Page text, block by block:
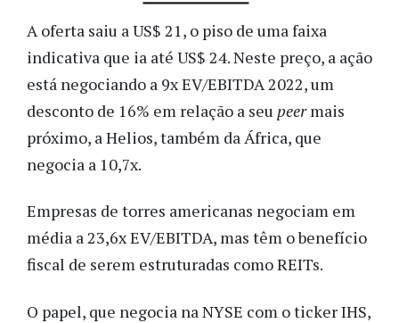
A oferta saiu a US$ 21, o piso de uma faixa
indicativa que ia até US$ 24. Neste preço, a ação
está negociando a 9x EV/EBITDA 2022, um
desconto de 16% em relação a seu peermais
próximo, a Helios, também da África, que
negocia a 10,7x.
Empresas de torres americanas negociam em
média a 23,6x EV/EBITDA, mas têm o benefício
fiscal de serem estruturadas como REITs.
O papel, que negocia na NYSE com o ticker IHS,